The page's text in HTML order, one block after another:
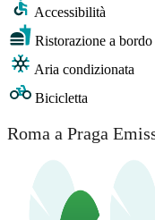
Accessibilità
Ristorazione a bordo
Aria condizionata
Bicicletta
Roma a Praga